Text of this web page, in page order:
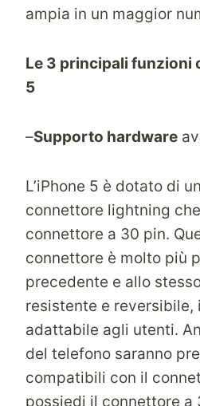
ampia in un maggior
Le 3 principali funzioni
5
–Supporto hardware
L’iPhone 5 è dotato di
connettore lightning
connettore a 30 pin.
connettore è molto più
precedente e allo
resistente e reversibile,
adattabile agli utenti.
del telefono saranno
compatibili con il
possiedi il connettore a